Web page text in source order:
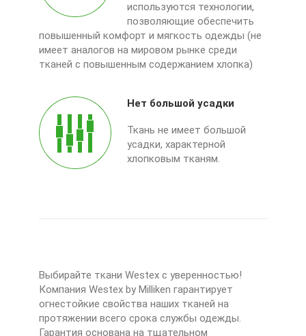
используются технологии,
позволяющие обеспечить
повышенный комфорт и мягкость одежды (не
имеет аналогов на мировом рынке среди
тканей с повышенным содержанием хлопка)
Нет большой усадки
Ткань не имеет большой
усадки, характерной
хлопковым тканям.
Выбирайте ткани Westex с уверенностью!
Компания Westex by Milliken гарантирует
огнестойкие свойства наших тканей на
протяжении всего срока службы одежды.
Гарантия основана на тщательном